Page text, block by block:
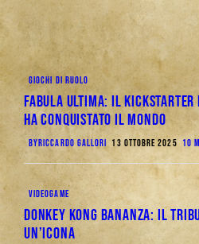
GIOCHI DI RUOLO
Fabula Ultima: il Kickstarter
ha conquistato il mondo
BYRICCARDO GALLORI 13 OTTOBRE 2025 10
VIDEOGAME
Donkey Kong Bananza: Il
un’Icona